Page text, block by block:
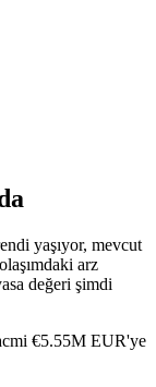
yaşıyor, mevcut
arz
değeri şimdi
€5.55M EUR'ye